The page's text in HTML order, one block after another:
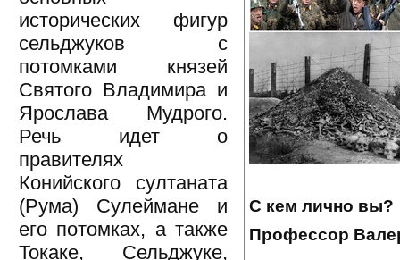
исторических фигур
сельджуков с
потомками князей
Святого Владимира и
Ярослава Мудрого.
Речь идет о
правителях
Конийского султаната
(Рума) Сулеймане и
его потомках, а также
Токаке, Сельджуке,
С кем лично вы?
Профессор